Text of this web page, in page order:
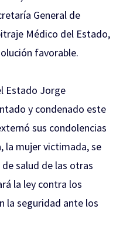
General de
Médico del Estado,
favorable.
Estado Jorge
y condenado este
sus condolencias
la mujer victimada, se
salud de las otras
la ley contra los
la seguridad ante los